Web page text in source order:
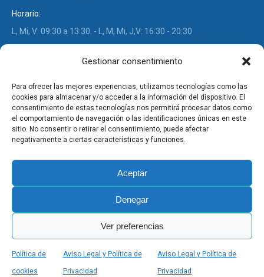
Gestionar consentimiento
Para ofrecer las mejores experiencias, utilizamos tecnologías como las
cookies para almacenar y/o acceder a la información del dispositivo. El
consentimiento de estas tecnologías nos permitirá procesar datos como
el comportamiento de navegación o las identificaciones únicas en este
sitio. No consentir o retirar el consentimiento, puede afectar
negativamente a ciertas características y funciones.
Aceptar
Denegar
Ver preferencias
Política de
cookies
Aviso Legal y Política de
Privacidad
Aviso Legal y Política de
Privacidad
Horario:
L, Mi, V: 09:30 a 13:30. - L, M, Mi, J,V: 16:30 - 20:30
opens
in
new
window
opens
in
new
window
Post Recientes
El Zirconio en prótesis dentales
Implantes dentales y plasma celular. Una pareja bien avenida
infancia
La prevalencia de COVID-19 entre los dentistas españoles es
más baja que en la población general
Invisalign. Ortodoncia invisible
Todos los derechos reservados Clínica Dental Gloria Serrano